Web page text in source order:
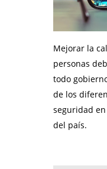
Mejorar la
personas
todo
de los
seguridad
del país.